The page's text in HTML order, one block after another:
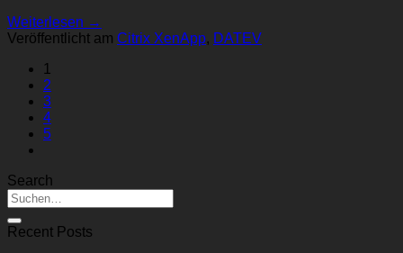
Weiterlesen →
Veröffentlicht am Citrix XenApp, DATEV
1
2
3
4
5
Search
Recent Posts